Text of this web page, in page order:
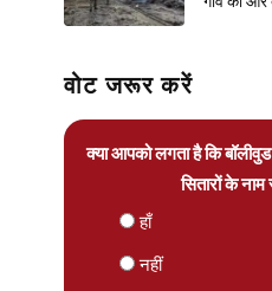
वोट जरूर करें
क्या आपको लगता है कि
सितारों के
हाँ
नहीं